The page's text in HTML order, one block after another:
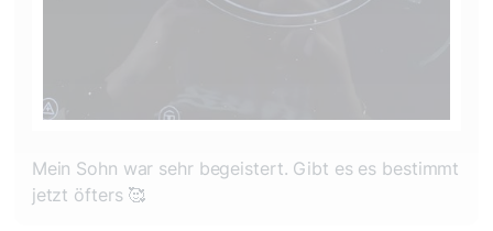
Mein Sohn war sehr begeistert. Gibt es es bestimmt
jetzt öfters 🥰